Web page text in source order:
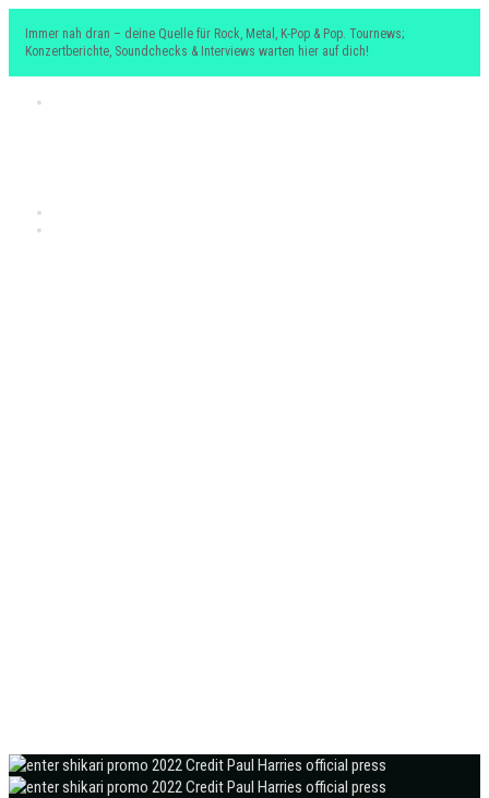
Immer nah dran – deine Quelle für Rock, Metal, K-Pop & Pop. Tournews;
Konzertberichte, Soundchecks & Interviews warten hier auf dich!